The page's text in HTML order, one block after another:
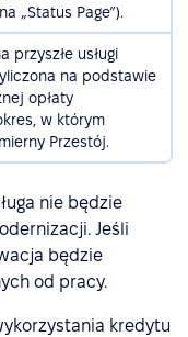
„Status Page”).
przyszłe usługi
na podstawie
opłaty
w którym
Przestój.
nie będzie
Jeśli
będzie
od pracy.
kredytu